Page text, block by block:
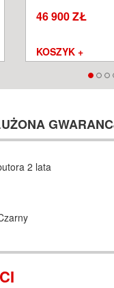
46 900 ZŁ
KOSZYK +
2 lata